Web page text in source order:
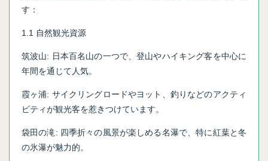
す：
1.1 自然観光資源
筑波山: 日本百名山の一つで、登山やハイキング客を中心に
年間を通じて人気。
霞ヶ浦: サイクリングロードやヨット、釣りなどのアクティ
ビティが観光客を惹きつけています。
袋田の滝: 四季折々の風景が楽しめる名瀑で、特に紅葉と冬
の氷瀑が魅力的。